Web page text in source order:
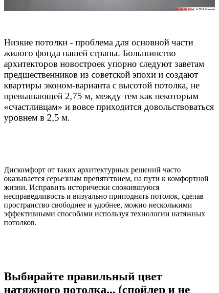
Низкие потолки - проблема для основной части
жилого фонда нашей страны. Большинство
архитекторов новостроек упорно следуют заветам
предшественников из советской эпохи и создают
квартиры эконом-варианта с высотой потолка, не
превышающей 2,75 м, между тем как некоторым
«счастливцам» и вовсе приходится довольствоваться
уровнем в 2,5 м.
Дискомфорт от таких архитектурных решений часто
оказывается серьезным препятствием, на пути к комфортной
жизни. Исправить исторически сложившуюся
несправедливость и визуально приподнять потолок, сделав
пространство свободнее и удобнее, можно несколькими
эффективными способами используя технологии натяжных
потолков.
Выбирайте правильный цвет
натяжного потолка... (спойлер и не